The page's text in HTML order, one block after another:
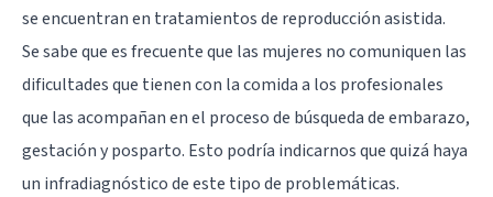
se encuentran en tratamientos de reproducción asistida.
Se sabe que es frecuente que las mujeres no comuniquen las
dificultades que tienen con la comida a los profesionales
que las acompañan en el proceso de búsqueda de embarazo,
gestación y posparto. Esto podría indicarnos que quizá haya
un infradiagnóstico de este tipo de problemáticas.